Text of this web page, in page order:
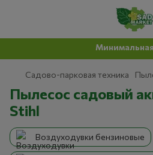
Минимальная
Садово-парковая техника
Пылесос садовый
Stihl
Воздуходувки бензиновые